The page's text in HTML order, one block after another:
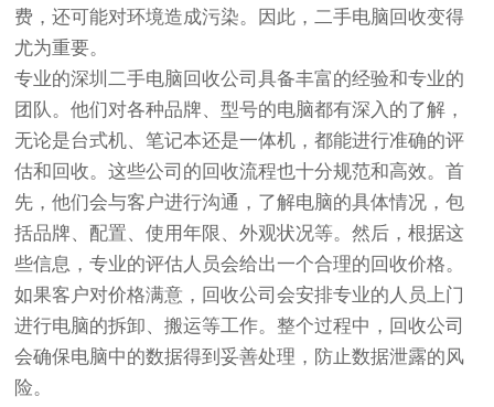
费，还可能对环境造成污染。因此，二手电脑回收变得
尤为重要。
专业的深圳二手电脑回收公司具备丰富的经验和专业的
团队。他们对各种品牌、型号的电脑都有深入的了解，
无论是台式机、笔记本还是一体机，都能进行准确的评
估和回收。这些公司的回收流程也十分规范和高效。首
先，他们会与客户进行沟通，了解电脑的具体情况，包
括品牌、配置、使用年限、外观状况等。然后，根据这
些信息，专业的评估人员会给出一个合理的回收价格。
如果客户对价格满意，回收公司会安排专业的人员上门
进行电脑的拆卸、搬运等工作。整个过程中，回收公司
会确保电脑中的数据得到妥善处理，防止数据泄露的风
险。